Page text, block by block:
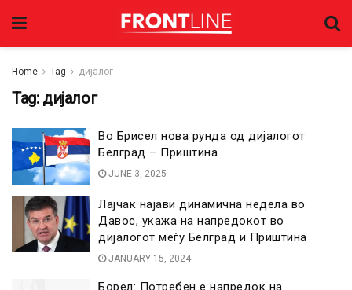
Home Tag дијалог
Tag: дијалог
Во Брисел нова рунда од дијалогот
Белград – Приштина
JUNE 3, 2025
Лајчак најави динамична недела во
Давос, укажа на напредокот во
дијалогот меѓу Белград и Приштина
JANUARY 15, 2024
Борел: Потребен е напредок на